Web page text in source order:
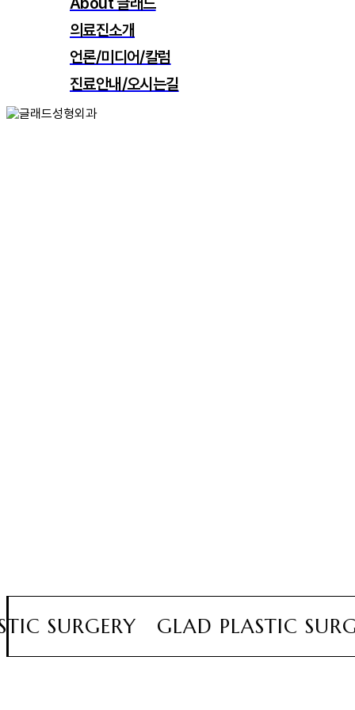
의료진소개
언론/미디어/칼럼
진료안내/오시는길
search
Menu
SURGERY GLAD PLASTIC